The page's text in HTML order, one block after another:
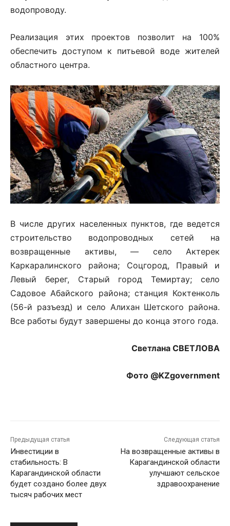
водопроводу.
Реализация этих проектов позволит на 100%
обеспечить доступом к питьевой воде жителей
областного центра.
В числе других населенных пунктов, где ведется
строительство водопроводных сетей на
возвращенные активы, — село Актерек
Каркаралинского района; Соцгород, Правый и
Левый берег, Старый город Темиртау; село
Садовое Абайского района; станция Коктенколь
(56-й разъезд) и село Алихан Шетского района.
Все работы будут завершены до конца этого года.
Светлана СВЕТЛОВА
Фото @KZgovernment
Предыдущая статья
Инвестиции в
стабильность: В
Карагандинской области
будет создано более двух
тысяч рабочих мест
Следующая статья
На возвращенные активы в
Карагандинской области
улучшают сельское
здравоохранение